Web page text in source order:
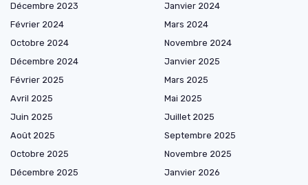
Décembre 2023
Janvier 2024
Février 2024
Mars 2024
Octobre 2024
Novembre 2024
Décembre 2024
Janvier 2025
Février 2025
Mars 2025
Avril 2025
Mai 2025
Juin 2025
Juillet 2025
Août 2025
Septembre 2025
Octobre 2025
Novembre 2025
Décembre 2025
Janvier 2026